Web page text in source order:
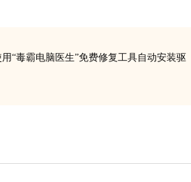
“毒霸电脑医生”免费修复工具自动安装驱